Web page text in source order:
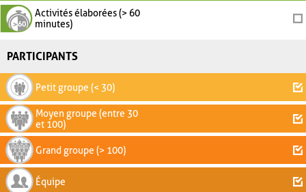
Activités élaborées (> 60
minutes)
PARTICIPANTS
Petit groupe (< 30)
Moyen groupe (entre 30
et 100)
Grand groupe (> 100)
Équipe